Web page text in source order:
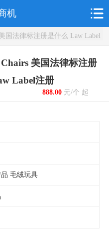
机
国法律标注册是什么 Law Label
美国法律标注册
Label注册
888.00元/个 起
毛绒玩具